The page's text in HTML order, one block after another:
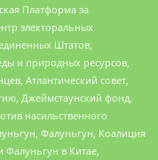
Платформа за
электоральных
Штатов,
и природных ресурсов,
Атлантический совет,
Джеймстаунский фонд,
насильственного
Фалуньгун, Коалиция
Фалуньгун в Китае,